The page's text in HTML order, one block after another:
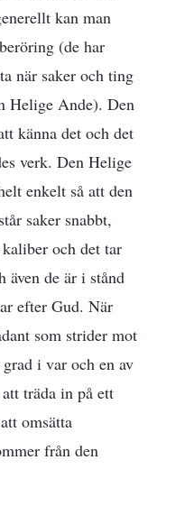
kan man
(de har
när saker och ting
Helige Ande). Den
känna det och det
verk. Den Helige
enkelt så att den
saker snabbt,
och det tar
även de är i stånd
efter Gud. När
som strider mot
i var och en av
träda in på ett
omsätta
från den